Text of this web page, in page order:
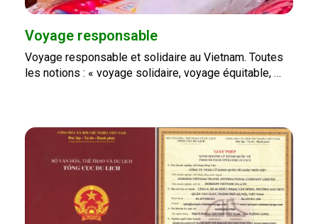
Voyage responsable
Voyage responsable et solidaire au Vietnam. Toutes
les notions : « voyage solidaire, voyage équitable, …